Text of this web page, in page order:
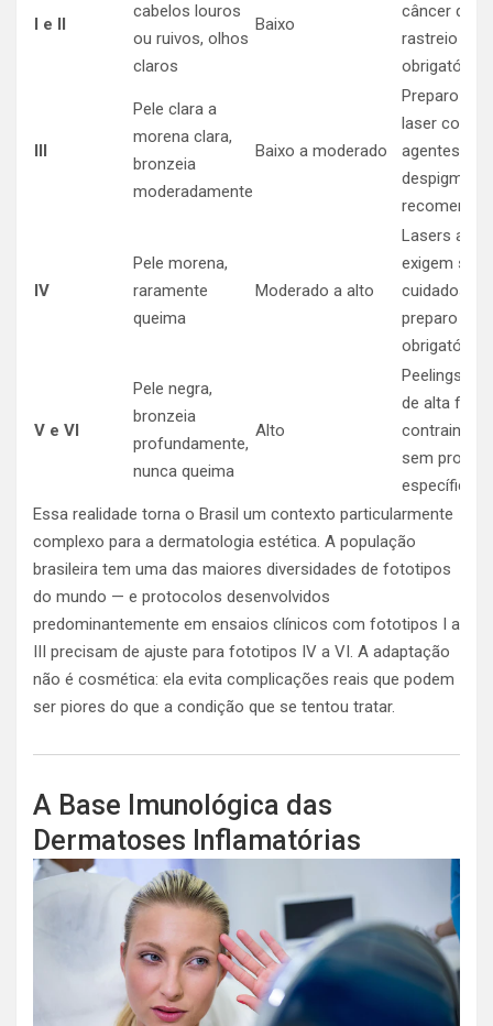
I e II
cabelos louros
ou ruivos, olhos
claros
Baixo
câncer de
rastreio
obrigatório
Pele clara a
morena clara,
bronzeia
moderadamente
Baixo a moderado
Preparo pré-
laser com
agentes
IV
Pele morena,
raramente
queima
Moderado a alto
Lasers
exigem
cuidadosa e
preparo
obrigatório
V e VI
Pele negra,
bronzeia
profundamente,
nunca queima
Alto
Peelings e
de alta
sem
específico
Essa realidade torna o Brasil um contexto particularmente
complexo para a dermatologia estética. A população
brasileira tem uma das maiores diversidades de fototipos
do mundo — e protocolos desenvolvidos
predominantemente em ensaios clínicos com fototipos I a
III precisam de ajuste para fototipos IV a VI. A adaptação
não é cosmética: ela evita complicações reais que podem
ser piores do que a condição que se tentou tratar.
A Base Imunológica das
Dermatoses Inflamatórias